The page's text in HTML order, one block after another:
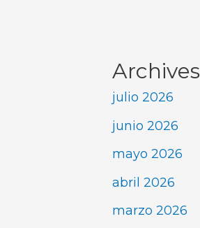
Archives
julio 2026
junio 2026
mayo 2026
abril 2026
marzo 2026